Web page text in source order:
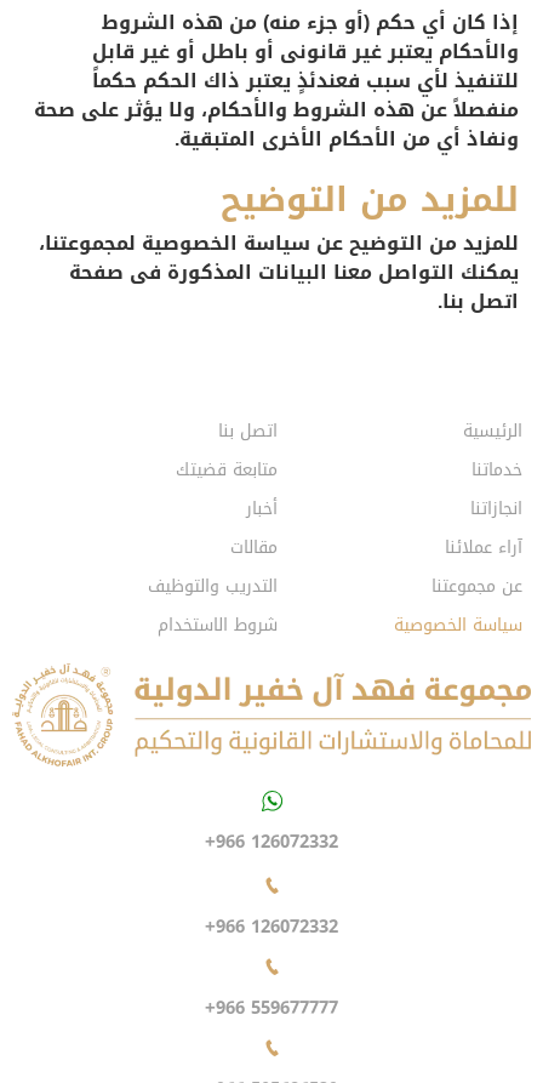
إذا كان أي حكم (أو جزء منه) من هذه الشروط
والأحكام يعتبر غير قانونى أو باطل أو غير قابل
للتنفيذ لأي سبب فعندئذٍ يعتبر ذاك الحكم حكماً
منفصلاً عن هذه الشروط والأحكام، ولا يؤثر على صحة
ونفاذ أي من الأحكام الأخرى المتبقية.
للمزيد من التوضيح
للمزيد من التوضيح عن سياسة الخصوصية لمجموعتنا،
يمكنك التواصل معنا البيانات المذكورة فى صفحة
اتصل بنا.
الرئيسية
خدماتنا
انجازاتنا
آراء عملائنا
عن مجموعتنا
سياسة الخصوصية
اتصل بنا
متابعة قضيتك
أخبار
مقالات
التدريب والتوظيف
شروط الاستخدام
+966 126072332
+966 126072332
+966 559677777